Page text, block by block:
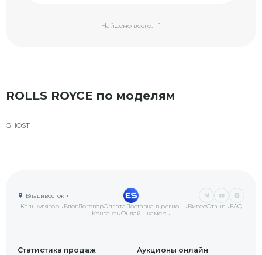
Найдено всего: 1
ROLLS ROYCE по моделям
GHOST
КалькуляторыБлогДоговорОплатаДоставка в регионыВидеоОтзывыFAQ
КонтактыОнлайн камеры
Владивосток
Статистика продаж
Аукционы онлайн